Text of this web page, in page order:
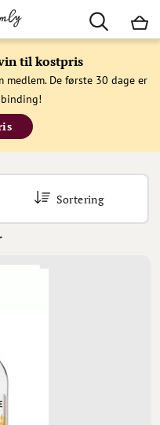
til kostpris
De første 30 dage er
Sortering